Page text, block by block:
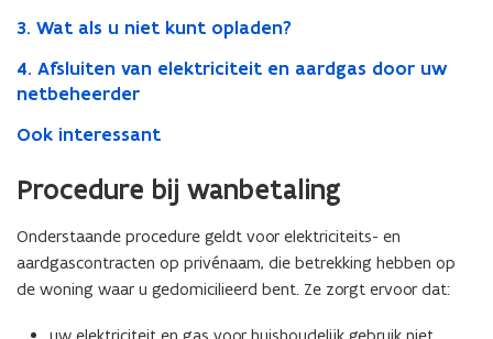
3. Wat als u niet kunt opladen?
4. Afsluiten van elektriciteit en aardgas door uw
netbeheerder
Ook interessant
Procedure bij wanbetaling
Onderstaande procedure geldt voor elektriciteits- en
aardgascontracten op privénaam, die betrekking hebben op
de woning waar u gedomicilieerd bent. Ze zorgt ervoor dat: